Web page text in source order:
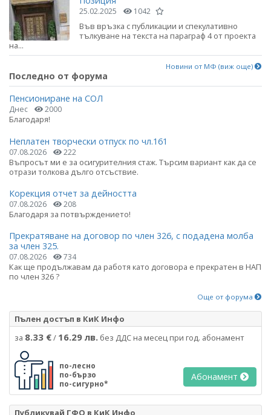
25.02.2025 1042
Във връзка с публикации и спекулативно
тълкуване на текста на параграф 4 от проекта
на...
Новини от МФ (виж още)
Последно от форума
Пенсиониране на СОЛ
Днес 2000
Благодаря!
Неплатен творчески отпуск по чл.161
07.08.2026 222
Въпросът ми е за осигурителния стаж. Търсим вариант как да се
отрази толкова дълго отсъствие.
Корекция отчет за дейността
07.08.2026 208
Благодаря за потвърждението!
Прекратяване на договор по член 326, с подадена молба
за член 325.
07.08.2026 734
Как ще продължавам да работя като договора е прекратен в НАП
по член 326 ?
Още от форума
Пълен достъп в КиК Инфо
за 8.33 €/ 16.29 лв. без ДДС на месец при год. абонамент
по-лесно
по-бързо
по-сигурно*
Абонамент
Публикувай ГФО в КиК Инфо